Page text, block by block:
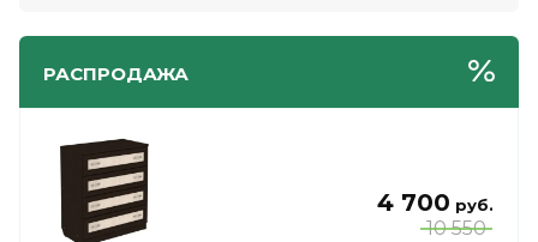
РАСПРОДАЖА
10 550
4 700 руб.